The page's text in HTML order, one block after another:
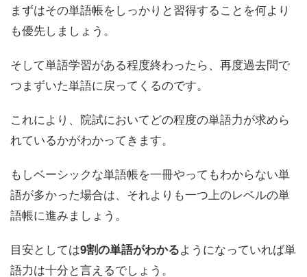
まずはその単語帳をしっかりと習得することを何より
も優先しましょう。
そして単語学習がある程度終わったら、再度過去問で
つまずいた単語に戻ってくるのです。
これにより、 院試においてどの程度の単語力が求めら
れているかがわかってきます。
もしベーシックな単語帳を一冊やってもわからない単
語が多かった場合は、それよりも一つ上のレベルの単
語帳に進みましょう。
目安としては9割の単語がわかるようになっていれば単
語力は十分と言えるでしょう。